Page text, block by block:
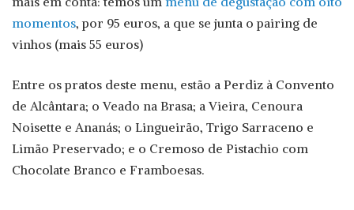
momentos, por 95 euros, a que se junta o pairing de
vinhos (mais 55 euros)
Entre os pratos deste menu, estão a Perdiz à Convento
de Alcântara; o Veado na Brasa; a Vieira, Cenoura
Noisette e Ananás; o Lingueirão, Trigo Sarraceno e
Limão Preservado; e o Cremoso de Pistachio com
Chocolate Branco e Framboesas.